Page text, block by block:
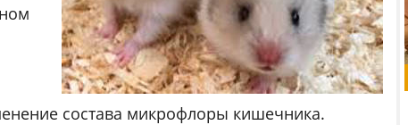
состава микрофлоры кишечника.